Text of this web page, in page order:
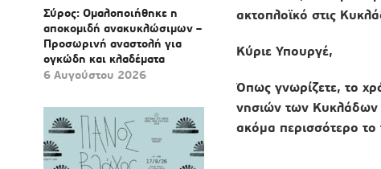
Σύρος: Ομαλοποιήθηκε η
αποκομιδή ανακυκλώσιμων –
Προσωρινή αναστολή για
ογκώδη και κλαδέματα
6 Αυγούστου 2026
ακτοπλοϊκό στις
Κύριε Υπουργέ,
Όπως γνωρίζετε, το
νησιών των Κυκλάδων
ακόμα περισσότερο